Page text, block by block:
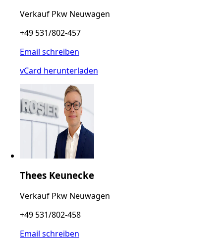
Verkauf Pkw Neuwagen
+49 531/802-457
Email schreiben
vCard herunterladen
Thees Keunecke
Verkauf Pkw Neuwagen
+49 531/802-458
Email schreiben